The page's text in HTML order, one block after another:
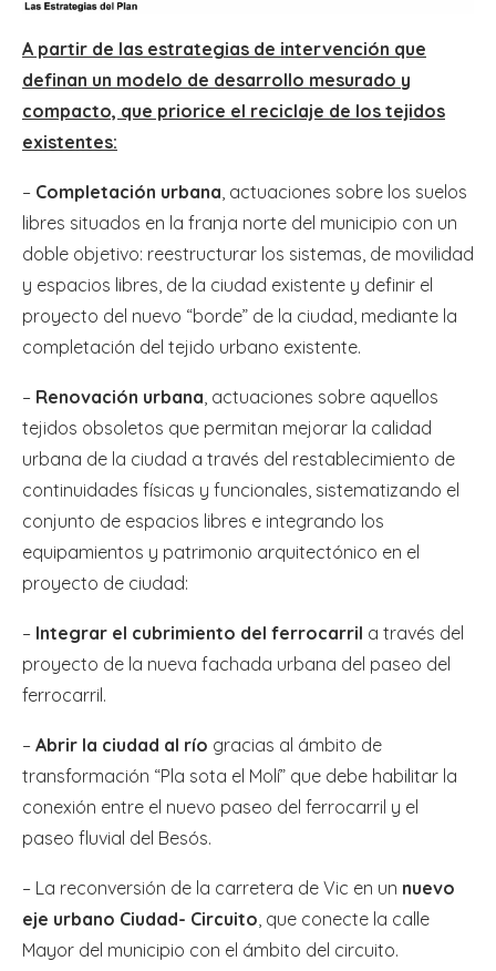
A partir de las estrategias de intervención que
definan un modelo de desarrollo mesurado y
compacto, que priorice el reciclaje de los tejidos
existentes:
– Completación urbana , actuaciones sobre los suelos
libres situados en la franja norte del municipio con un
doble objetivo: reestructurar los sistemas, de movilidad
y espacios libres, de la ciudad existente y definir el
proyecto del nuevo “borde” de la ciudad, mediante la
completación del tejido urbano existente.
– Renovación urbana , actuaciones sobre aquellos
tejidos obsoletos que permitan mejorar la calidad
urbana de la ciudad a través del restablecimiento de
continuidades físicas y funcionales, sistematizando el
conjunto de espacios libres e integrando los
equipamientos y patrimonio arquitectónico en el
proyecto de ciudad:
– Integrar el cubrimiento del ferrocarril a través del
proyecto de la nueva fachada urbana del paseo del
ferrocarril.
– Abrir la ciudad al río gracias al ámbito de
transformación “Pla sota el Molí” que debe habilitar la
conexión entre el nuevo paseo del ferrocarril y el
paseo fluvial del Besós.
– La reconversión de la carretera de Vic en un nuevo
eje urbano Ciudad- Circuito , que conecte la calle
Mayor del municipio con el ámbito del circuito.